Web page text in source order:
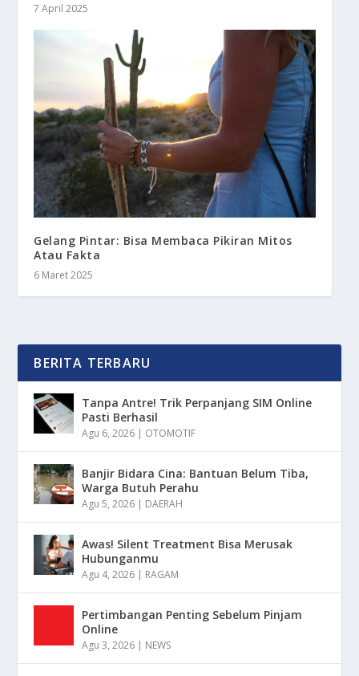
7 April 2025
Gelang Pintar: Bisa Membaca Pikiran Mitos
Atau Fakta
6 Maret 2025
BERITA TERBARU
Tanpa Antre! Trik Perpanjang SIM Online
Pasti Berhasil
Agu 6, 2026 | OTOMOTIF
Banjir Bidara Cina: Bantuan Belum Tiba,
Warga Butuh Perahu
Agu 5, 2026 | DAERAH
Awas! Silent Treatment Bisa Merusak
Hubunganmu
Agu 4, 2026 | RAGAM
Pertimbangan Penting Sebelum Pinjam
Online
Agu 3, 2026 | NEWS